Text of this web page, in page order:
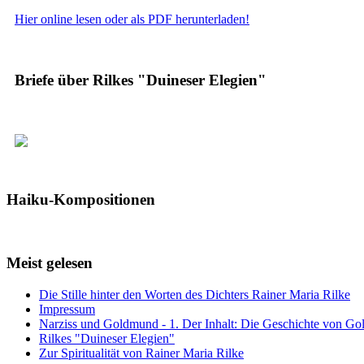
Hier online lesen oder als PDF herunterladen!
Briefe über Rilkes "Duineser Elegien"
Haiku-Kompositionen
Meist gelesen
Die Stille hinter den Worten des Dichters Rainer Maria Rilke
Impressum
Narziss und Goldmund - 1. Der Inhalt: Die Geschichte von
Rilkes "Duineser Elegien"
Zur Spiritualität von Rainer Maria Rilke